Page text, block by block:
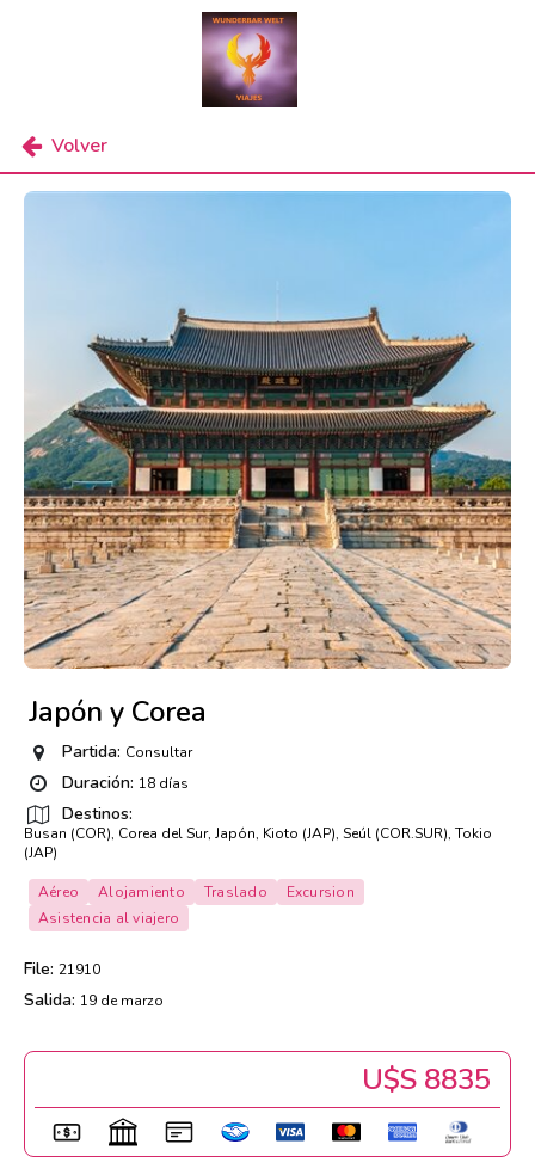
Volver
Japón y Corea
Partida: Consultar
Duración: 18 días
Destinos:
Busan (COR), Corea del Sur, Japón, Kioto (JAP), Seúl (COR.SUR), Tokio
(JAP)
Aéreo Alojamiento Traslado
Excursion
Asistencia al viajero
File: 21910
Salida: 19 de marzo
U$s 8835